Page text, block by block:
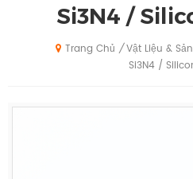
Si3N4 /
Trang Chủ / Vật Liệu &
Si3N4 /